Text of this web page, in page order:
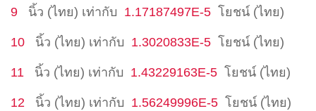
9 นิ้ว (ไทย) เท่ากับ 1.17187497E-5 โยชน์ (ไทย)
10 นิ้ว (ไทย) เท่ากับ 1.3020833E-5 โยชน์ (ไทย)
11 นิ้ว (ไทย) เท่ากับ 1.43229163E-5 โยชน์ (ไทย)
12 นิ้ว (ไทย) เท่ากับ 1.56249996E-5 โยชน์ (ไทย)